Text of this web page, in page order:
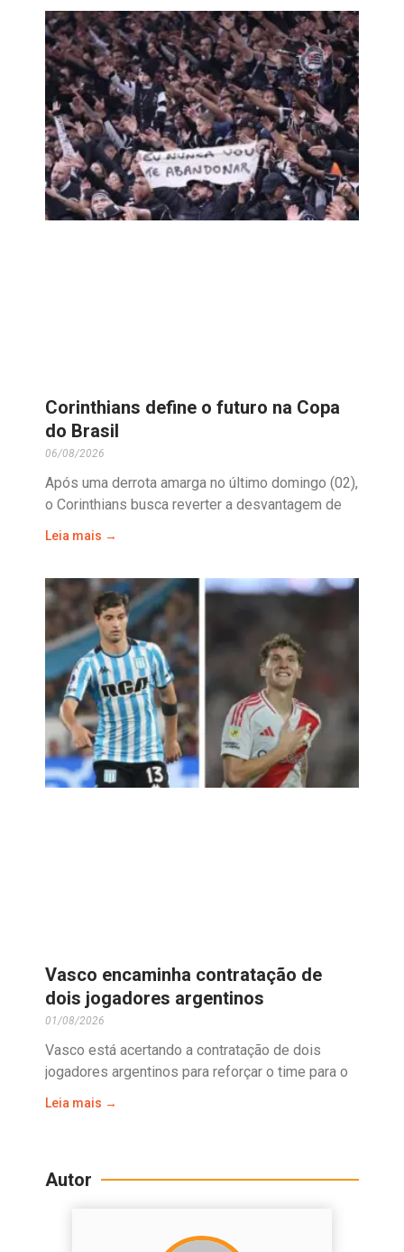
Corinthians define o futuro na Copa
do Brasil
06/08/2026
Após uma derrota amarga no último domingo (02),
o Corinthians busca reverter a desvantagem de
Leia mais →
Vasco encaminha contratação de
dois jogadores argentinos
01/08/2026
Vasco está acertando a contratação de dois
jogadores argentinos para reforçar o time para o
Leia mais →
Autor